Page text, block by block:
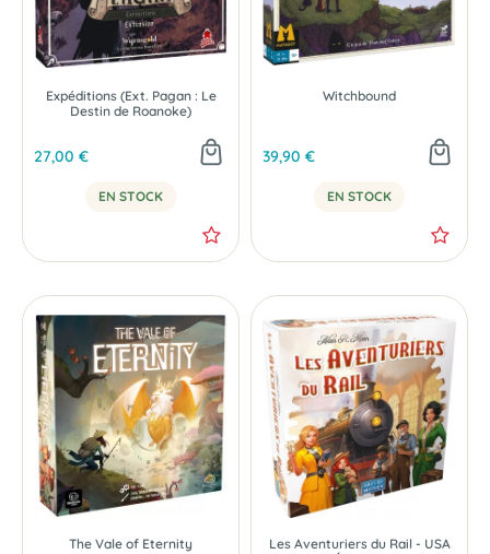
Expéditions (Ext. Pagan : Le
Destin de Roanoke)
27,00 €
EN STOCK
Witchbound
39,90 €
EN STOCK
The Vale of Eternity
Les Aventuriers du Rail - USA